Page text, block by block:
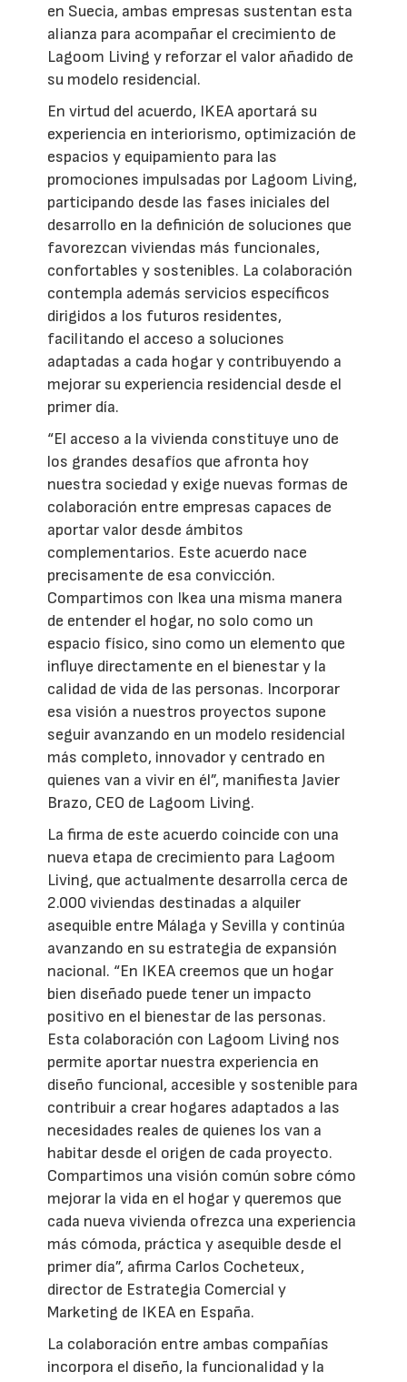
en Suecia, ambas empresas sustentan esta
alianza para acompañar el crecimiento de
Lagoom Living y reforzar el valor añadido de
su modelo residencial.
En virtud del acuerdo, IKEA aportará su
experiencia en interiorismo, optimización de
espacios y equipamiento para las
promociones impulsadas por Lagoom Living,
participando desde las fases iniciales del
desarrollo en la definición de soluciones que
favorezcan viviendas más funcionales,
confortables y sostenibles. La colaboración
contempla además servicios específicos
dirigidos a los futuros residentes,
facilitando el acceso a soluciones
adaptadas a cada hogar y contribuyendo a
mejorar su experiencia residencial desde el
primer día.
“El acceso a la vivienda constituye uno de
los grandes desafíos que afronta hoy
nuestra sociedad y exige nuevas formas de
colaboración entre empresas capaces de
aportar valor desde ámbitos
complementarios. Este acuerdo nace
precisamente de esa convicción.
Compartimos con Ikea una misma manera
de entender el hogar, no solo como un
espacio físico, sino como un elemento que
influye directamente en el bienestar y la
calidad de vida de las personas. Incorporar
esa visión a nuestros proyectos supone
seguir avanzando en un modelo residencial
más completo, innovador y centrado en
quienes van a vivir en él”, manifiesta Javier
Brazo, CEO de Lagoom Living.
La firma de este acuerdo coincide con una
nueva etapa de crecimiento para Lagoom
Living, que actualmente desarrolla cerca de
2.000 viviendas destinadas a alquiler
asequible entre Málaga y Sevilla y continúa
avanzando en su estrategia de expansión
nacional. “En IKEA creemos que un hogar
bien diseñado puede tener un impacto
positivo en el bienestar de las personas.
Esta colaboración con Lagoom Living nos
permite aportar nuestra experiencia en
diseño funcional, accesible y sostenible para
contribuir a crear hogares adaptados a las
necesidades reales de quienes los van a
habitar desde el origen de cada proyecto.
Compartimos una visión común sobre cómo
mejorar la vida en el hogar y queremos que
cada nueva vivienda ofrezca una experiencia
más cómoda, práctica y asequible desde el
primer día”, afirma Carlos Cocheteux,
director de Estrategia Comercial y
Marketing de IKEA en España.
La colaboración entre ambas compañías
incorpora el diseño, la funcionalidad y la